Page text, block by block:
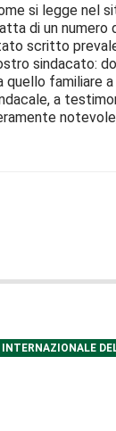
si legge nel
di un numero
scritto
sindacato:
quello familiare
a
INTERNAZIONALE